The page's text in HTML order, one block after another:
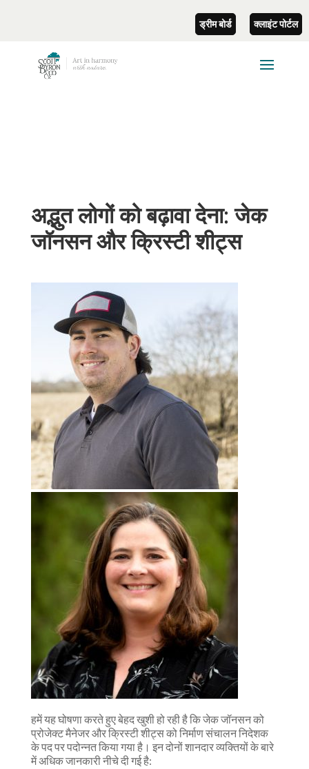
ड्रीम बोर्ड क्लाइंट पोर्टल
अद्भुत लोगों को बढ़ावा देना: जेक
जॉनसन और क्रिस्टी शीट्स
हमें यह घोषणा करते हुए बेहद खुशी हो रही है कि जेक जॉनसन को
प्रोजेक्ट मैनेजर और क्रिस्टी शीट्स को निर्माण संचालन निदेशक
के पद पर पदोन्नत किया गया है। इन दोनों शानदार व्यक्तियों के बारे
में अधिक जानकारी नीचे दी गई है: